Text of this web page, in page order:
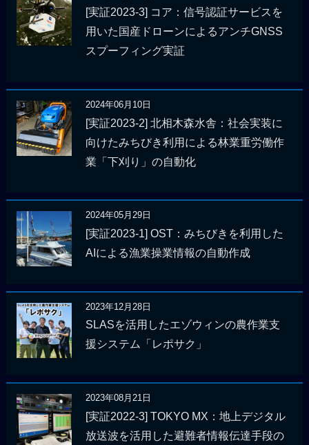
[実証2023-3] コア：信号認証サービスを
用いた国産ドローンによるアンチGNSS
スプーフィング実証
2024年06月10日
[実証2023-2] 北相木森水舎：社会実装に
向けたみちびき利用による林業重労働作
業「下刈り」の自動化
2024年05月29日
[実証2023-1] OST：みちびきを利用した
AIによる漁業操業情報の自動作成
2023年12月28日
SLASを活用したエゾウィンの農作業支
援システム「レポサク」
2023年08月21日
[実証2022-3] TOKYO MX：地上デジタル
放送波を活用した避難者情報伝達手段の